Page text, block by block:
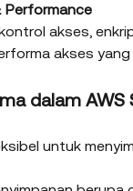
Performance
akses,
akses
dalam AWS
untuk